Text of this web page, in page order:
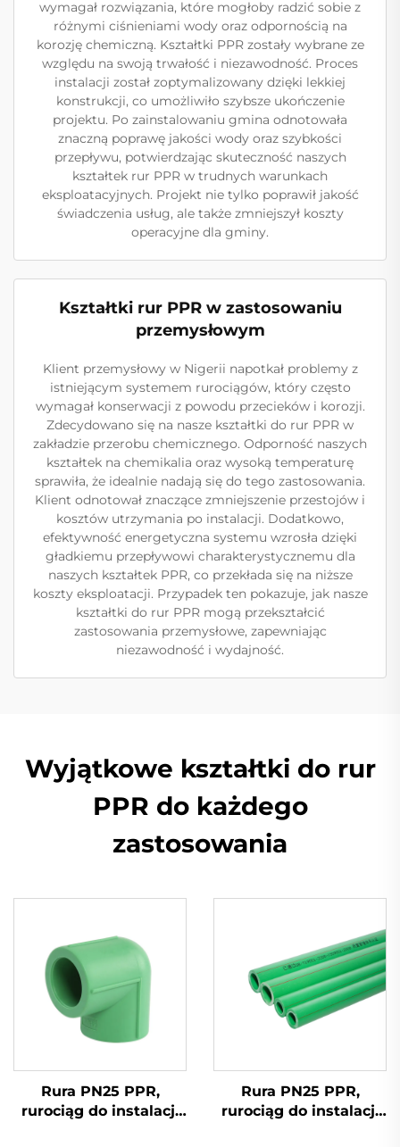
wymagał rozwiązania, które mogłoby radzić sobie z
różnymi ciśnieniami wody oraz odpornością na
korozję chemiczną. Kształtki PPR zostały wybrane ze
względu na swoją trwałość i niezawodność. Proces
instalacji został zoptymalizowany dzięki lekkiej
konstrukcji, co umożliwiło szybsze ukończenie
projektu. Po zainstalowaniu gmina odnotowała
znaczną poprawę jakości wody oraz szybkości
przepływu, potwierdzając skuteczność naszych
kształtek rur PPR w trudnych warunkach
eksploatacyjnych. Projekt nie tylko poprawił jakość
świadczenia usług, ale także zmniejszył koszty
operacyjne dla gminy.
Kształtki rur PPR w zastosowaniu
przemysłowym
Klient przemysłowy w Nigerii napotkał problemy z
istniejącym systemem rurociągów, który często
wymagał konserwacji z powodu przecieków i korozji.
Zdecydowano się na nasze kształtki do rur PPR w
zakładzie przerobu chemicznego. Odporność naszych
kształtek na chemikalia oraz wysoką temperaturę
sprawiła, że idealnie nadają się do tego zastosowania.
Klient odnotował znaczące zmniejszenie przestojów i
kosztów utrzymania po instalacji. Dodatkowo,
efektywność energetyczna systemu wzrosła dzięki
gładkiemu przepływowi charakterystycznemu dla
naszych kształtek PPR, co przekłada się na niższe
koszty eksploatacji. Przypadek ten pokazuje, jak nasze
kształtki do rur PPR mogą przekształcić
zastosowania przemysłowe, zapewniając
niezawodność i wydajność.
Wyjątkowe kształtki do rur
PPR do każdego
zastosowania
Rura PN25 PPR,
rurociąg do instalacji
Rura PN25 PPR,
rurociąg do instalacji